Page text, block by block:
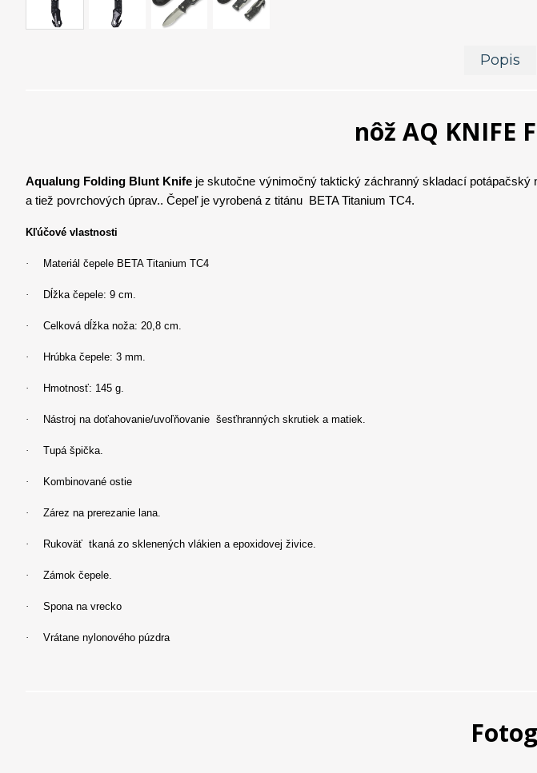
Popis
nôž AQ KNIFE
Aqualung Folding Blunt Knife je skutočne výnimočný taktický záchranný skladací
a tiež povrchových úprav.. Čepeľ je vyrobená z titánu
BETA Titanium TC4.
Kľúčové vlastnosti
· Materiál čepele BETA Titanium TC4
· Dĺžka čepele: 9 cm.
· Celková dĺžka noža: 20,8 cm.
· Hrúbka čepele: 3 mm.
· Hmotnosť: 145 g.
· Nástroj na doťahovanie/uvoľňovanie šesťhranných skrutiek a matiek.
· Tupá špička.
· Kombinované ostie
· Zárez na prerezanie lana.
· Rukoväť tkaná zo sklenených vlákien a epoxidovej živice.
· Zámok čepele.
· Spona na vrecko
· Vrátane nylonového púzdra